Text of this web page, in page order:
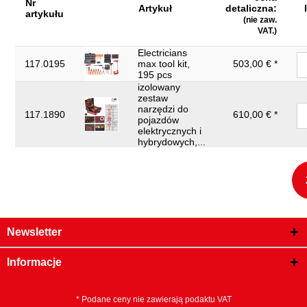
Nr
artykułu
Artykuł
detaliczna:
(nie zaw.
VAT.)
117.0195
Electricians
max tool kit,
195 pcs
503,00 € *
117.1890
izolowany
zestaw
narzędzi do
pojazdów
elektrycznych i
hybrydowych,...
610,00 € *
Newsletter
Informacje
* Podane ceny nie zawierają podaktu VAT